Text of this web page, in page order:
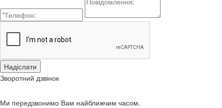
Зворотний дзвінок
Ми передзвонимо Вам найближчим часом.